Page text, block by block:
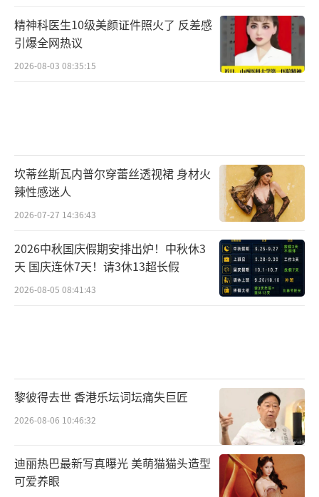
精神科医生10级美颜证件照火了 反差感
引爆全网热议
2026-08-03 08:35:15
坎蒂丝斯瓦内普尔穿蕾丝透视裙 身材火
辣性感迷人
2026-07-27 14:36:43
2026中秋国庆假期安排出炉！中秋休3
天 国庆连休7天！请3休13超长假
2026-08-05 08:41:43
黎彼得去世 香港乐坛词坛痛失巨匠
2026-08-06 10:46:32
迪丽热巴最新写真曝光 美萌猫猫头造型
可爱养眼